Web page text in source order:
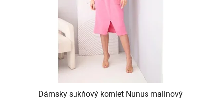
Dámsky sukňový komlet Nunus malinový